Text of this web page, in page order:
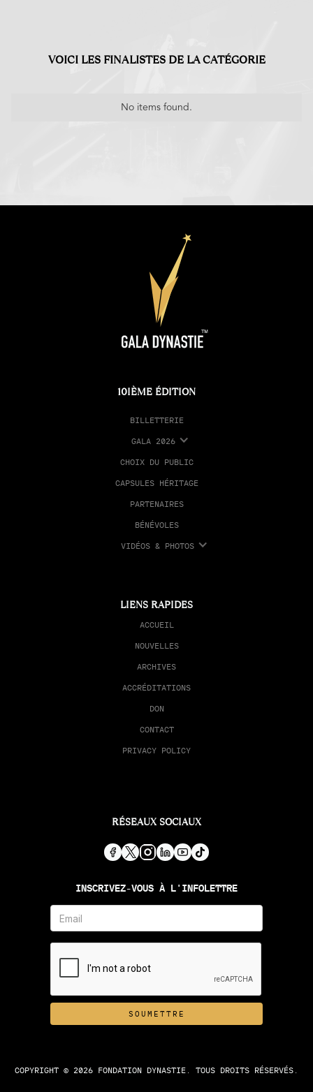
VOICI LES FINALISTES DE LA CATÉGORIE
No items found.
10IÈME ÉDITION
BILLETTERIE
GALA 2026
CHOIX DU PUBLIC
CAPSULES HÉRITAGE
PARTENAIRES
BÉNÉVOLES
VIDÉOS & PHOTOS
LIENS RAPIDES
ACCUEIL
NOUVELLES
ARCHIVES
ACCRÉDITATIONS
DON
CONTACT
PRIVACY POLICY
RÉSEAUX SOCIAUX
INSCRIVEZ-VOUS À L'INFOLETTRE
COPYRIGHT © 2026 FONDATION DYNASTIE. TOUS DROITS RÉSERVÉS.